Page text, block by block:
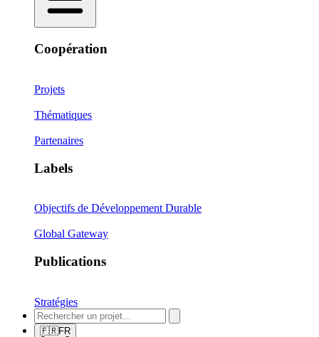
Coopération
Projets
Thématiques
Partenaires
Labels
Objectifs de Développement Durable
Global Gateway
Publications
Stratégies
🇫🇷FR